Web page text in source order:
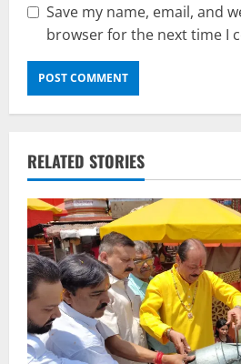
Save my name, email, and
browser for the next time I
RELATED STORIES